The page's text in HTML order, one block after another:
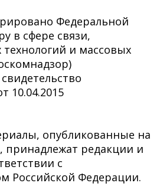
Федеральной
в сфере связи,
и массовых
10.04.2015
опубликованные на
принадлежат редакции и
с
Российской Федерации.